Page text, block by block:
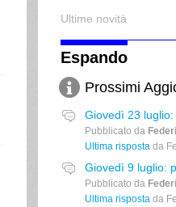
Ultime novità
Espando
Prossimi
Giovedì 23
Pubblicato da
Ultima risposta da
Giovedì 9 luglio:
Pubblicato da
Ultima risposta da